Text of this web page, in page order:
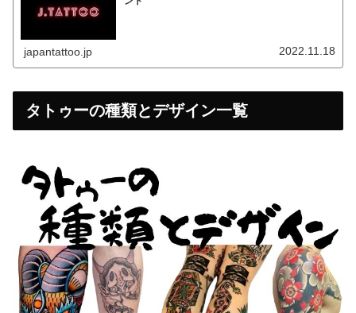
japantattoo.jp 2022.11.18
タトゥーの種類とデザイン一覧